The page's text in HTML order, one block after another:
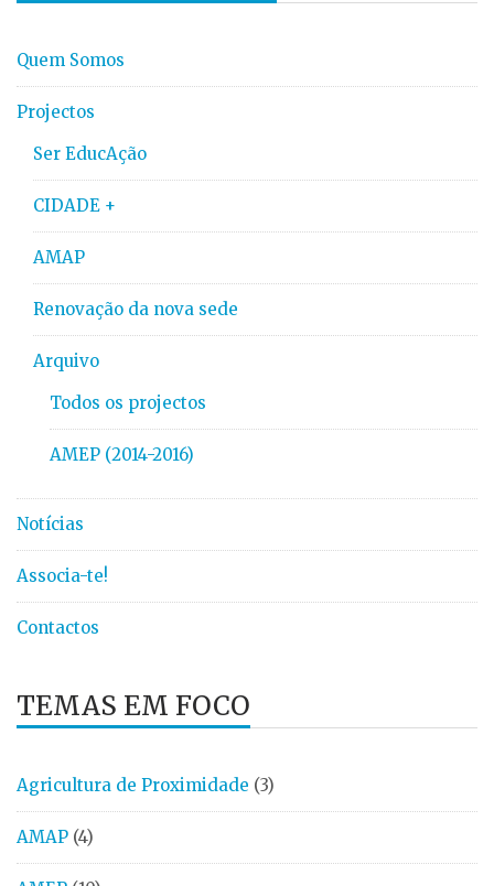
Quem Somos
Projectos
Ser EducAção
CIDADE +
AMAP
Renovação da nova sede
Arquivo
Todos os projectos
AMEP (2014-2016)
Notícias
Associa-te!
Contactos
TEMAS EM FOCO
Agricultura de Proximidade (3)
AMAP (4)